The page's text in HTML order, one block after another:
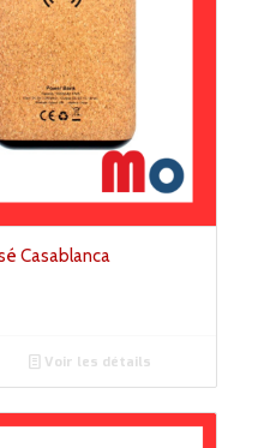
Casablanca
Voir les détails